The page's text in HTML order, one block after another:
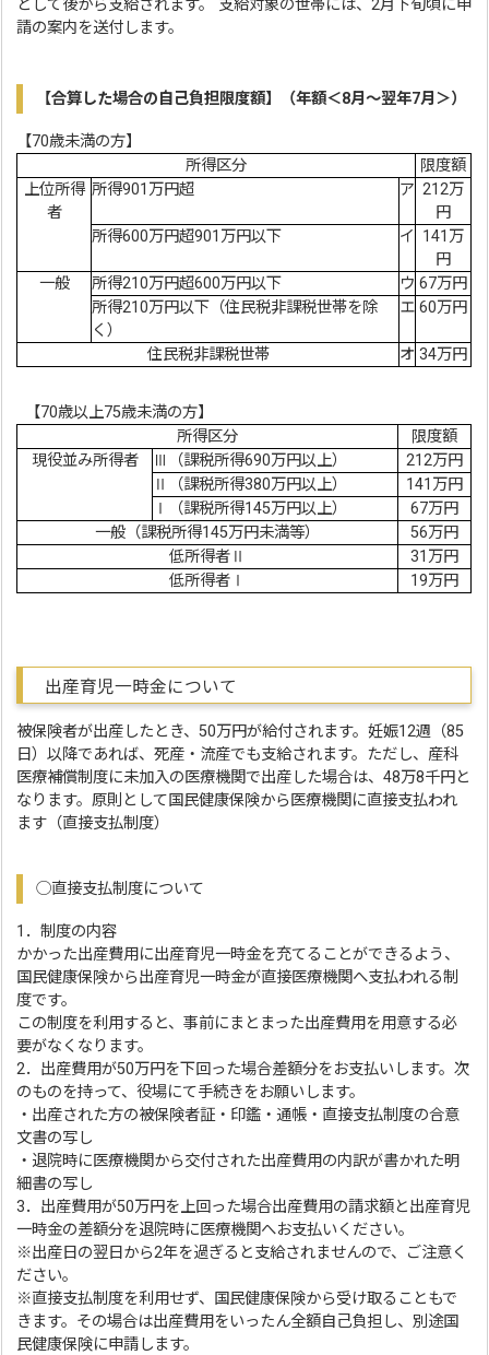
として後から支給されます。 支給対象の世帯には、2月下旬頃に申
請の案内を送付します。
【合算した場合の自己負担限度額】（年額＜8月～翌年7月＞）
【70歳未満の方】
所得区分
限度額
上位所得
者
所得901万円超 ア 212万
円
所得600万円超901万円以下
イ 141万
円
一般
所得210万円超600万円以下 ウ 67万円
所得210万円以下（住民税非課税世帯を除
く）
エ 60万円
住民税非課税世帯 オ 34万円
【70歳以上75歳未満の方】
所得区分
限度額
現役並み所得者
Ⅲ（課税所得690万円以上）
212万円
Ⅱ（課税所得380万円以上）
141万円
Ⅰ（課税所得145万円以上）
67万円
一般（課税所得145万円未満等）
56万円
低所得者Ⅱ
31万円
低所得者Ⅰ
19万円
出産育児一時金について
被保険者が出産したとき、50万円が給付されます。妊娠12週（85
日）以降であれば、死産・流産でも支給されます。ただし、産科
医療補償制度に未加入の医療機関で出産した場合は、48万8千円と
なります。原則として国民健康保険から医療機関に直接支払われ
ます（直接支払制度）
◯直接支払制度について
1．制度の内容
かかった出産費用に出産育児一時金を充てることができるよう、
国民健康保険から出産育児一時金が直接医療機関へ支払われる制
度です。
この制度を利用すると、事前にまとまった出産費用を用意する必
要がなくなります。
2．出産費用が50万円を下回った場合差額分をお支払いします。次
のものを持って、役場にて手続きをお願いします。
・出産された方の被保険者証・印鑑・通帳・直接支払制度の合意
文書の写し
・退院時に医療機関から交付された出産費用の内訳が書かれた明
細書の写し
3．出産費用が50万円を上回った場合出産費用の請求額と出産育児
一時金の差額分を退院時に医療機関へお支払いください。
※出産日の翌日から2年を過ぎると支給されませんので、ご注意く
ださい。
※直接支払制度を利用せず、国民健康保険から受け取ることもで
きます。その場合は出産費用をいったん全額自己負担し、別途国
民健康保険に申請します。